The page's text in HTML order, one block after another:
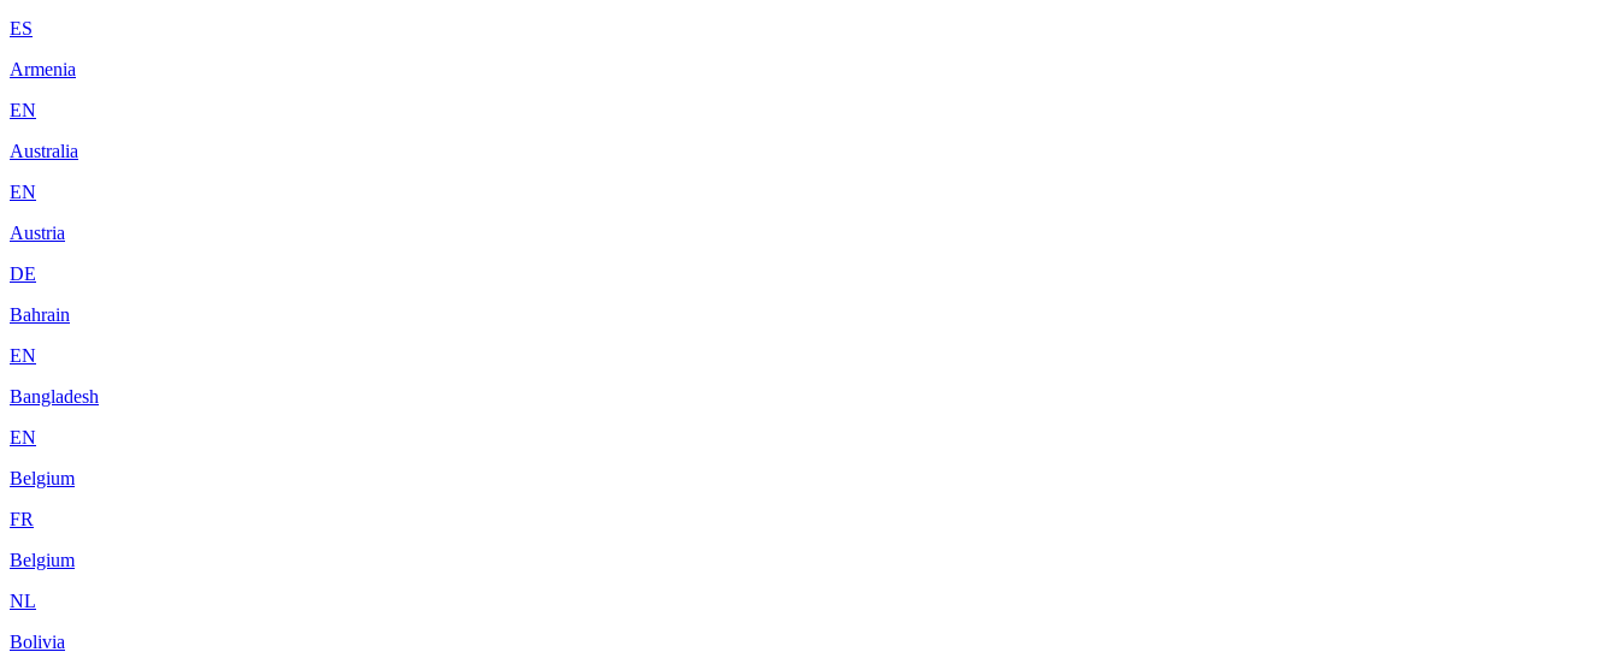
ES
Armenia
EN
Australia
EN
Austria
DE
Bahrain
EN
Bangladesh
EN
Belgium
FR
Belgium
NL
Bolivia